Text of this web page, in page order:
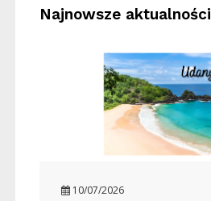
Najnowsze aktualności
10/07/2026